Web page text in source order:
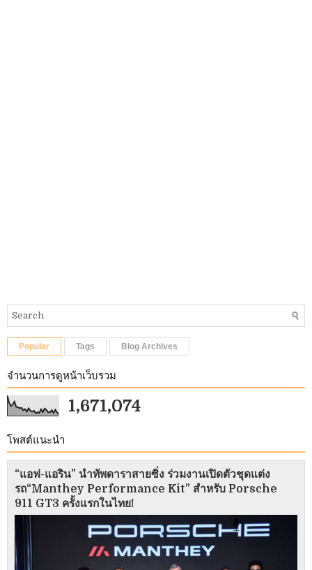
Popular Tags Blog Archives
จำนวนการดูหน้าเว็บรวม
1,671,074
โพสต์แนะนำ
“แอฟ-แอริน” นำทัพดาราสายซิ่ง ร่วมงานเปิดตัวชุดแต่ง
รถ“Manthey Performance Kit” สำหรับ Porsche
911 GT3 ครั้งแรกในไทย!